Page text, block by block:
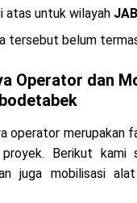
atas untuk wilayah
tersebut belum
Operator dan
operator merupakan
Berikut kami
juga mobilisasi